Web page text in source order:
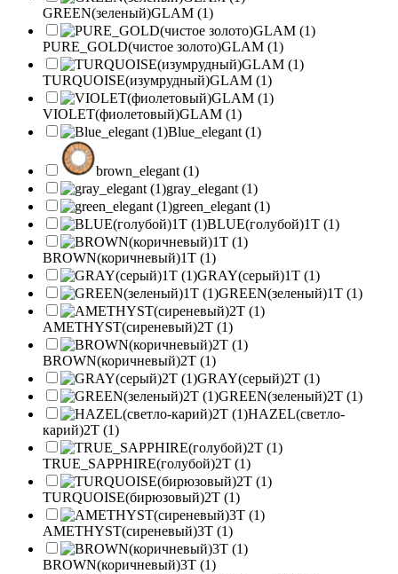
GREEN(зеленый)GLAM (1)
PURE_GOLD(чистое золото)GLAM (1)
TURQUOISE(изумрудный)GLAM (1)
VIOLET(фиолетовый)GLAM (1)
Blue_elegant (1)
brown_elegant (1)
gray_elegant (1)
green_elegant (1)
BLUE(голубой)1T (1)
BROWN(коричневый)1T (1)
GRAY(серый)1T (1)
GREEN(зеленый)1T (1)
AMETHYST(сиреневый)2T (1)
BROWN(коричневый)2T (1)
GRAY(серый)2T (1)
GREEN(зеленый)2T (1)
HAZEL(светло-
карий)2T (1)
TRUE_SAPPHIRE(голубой)2T (1)
TURQUOISE(бирюзовый)2T (1)
AMETHYST(сиреневый)3T (1)
BROWN(коричневый)3T (1)